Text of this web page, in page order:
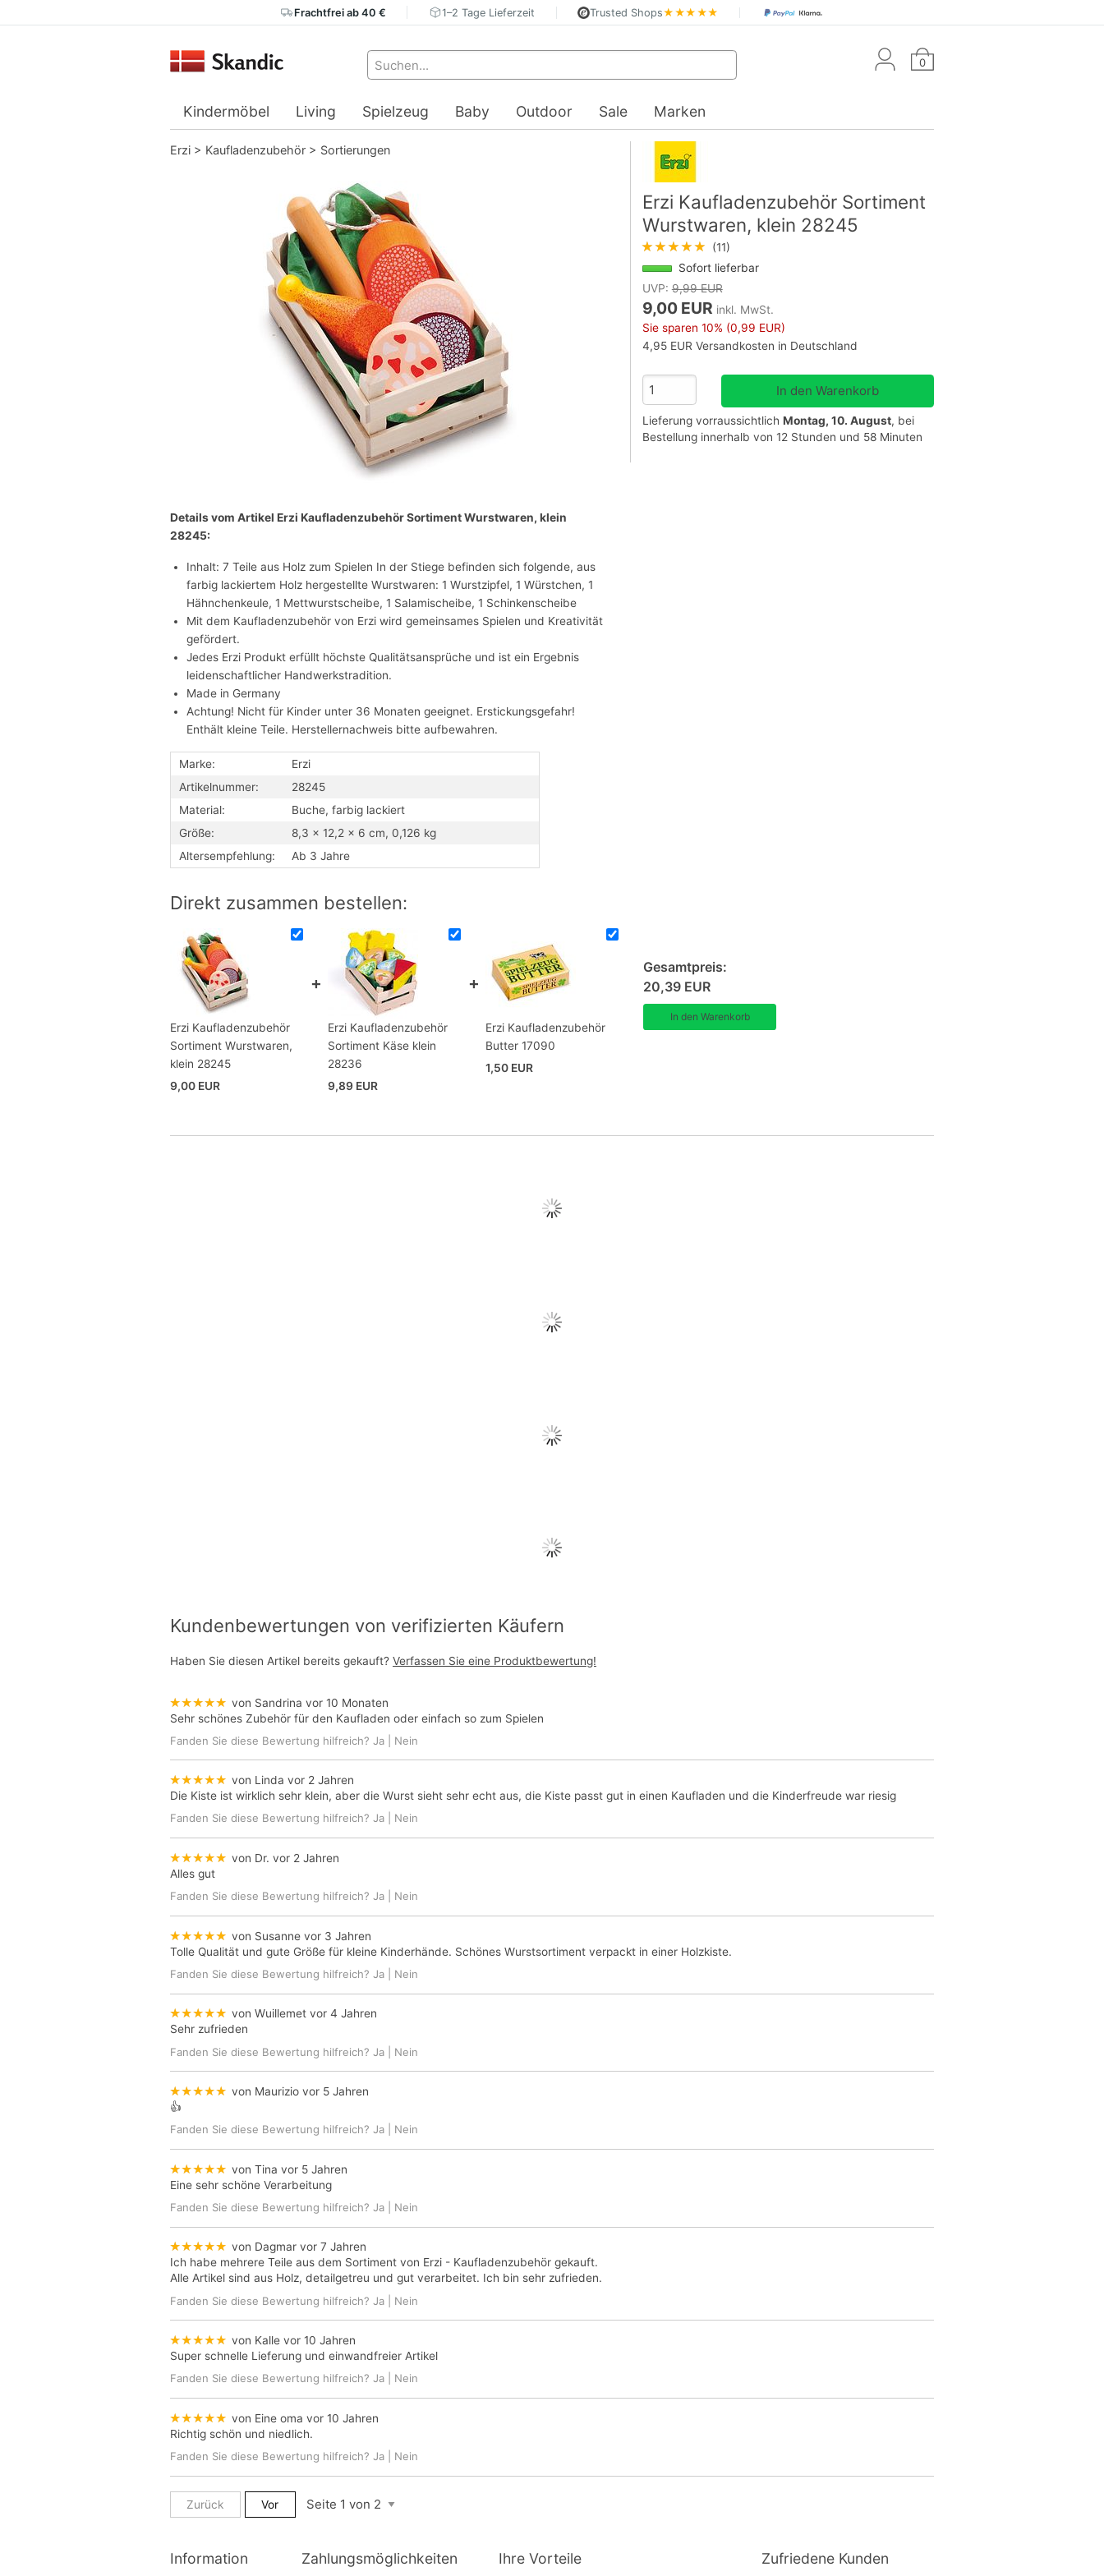
Frachtfrei ab 40 € 1–2 Tage Lieferzeit Trusted Shops★★★★★
0
Kindermöbel Living Spielzeug Baby Outdoor Sale Marken
Erzi > Kaufladenzubehör > Sortierungen
Erzi Kaufladenzubehör Sortiment
Wurstwaren, klein 28245
★★★★★
(11)
Sofort lieferbar
UVP:9,99 EUR
9,00 EUR inkl. MwSt.
Sie sparen 10% (0,99 EUR)
4,95 EUR Versandkosten in Deutschland
Lieferung vorraussichtlich Montag, 10. August, bei
Bestellung innerhalb von 12 Stunden und 58 Minuten
Details vom Artikel Erzi Kaufladenzubehör Sortiment Wurstwaren, klein
28245:
Inhalt: 7 Teile aus Holz zum Spielen In der Stiege befinden sich folgende, aus
farbig lackiertem Holz hergestellte Wurstwaren: 1 Wurstzipfel, 1 Würstchen, 1
Hähnchenkeule, 1 Mettwurstscheibe, 1 Salamischeibe, 1 Schinkenscheibe
Mit dem Kaufladenzubehör von Erzi wird gemeinsames Spielen und Kreativität
gefördert.
Jedes Erzi Produkt erfüllt höchste Qualitätsansprüche und ist ein Ergebnis
leidenschaftlicher Handwerkstradition.
Made in Germany
Achtung! Nicht für Kinder unter 36 Monaten geeignet. Erstickungsgefahr!
Enthält kleine Teile. Herstellernachweis bitte aufbewahren.
Marke:
Erzi
Artikelnummer:
28245
Material:
Buche, farbig lackiert
Größe:
8,3 x 12,2 x 6 cm, 0,126 kg
Altersempfehlung:
Ab 3 Jahre
Direkt zusammen bestellen:
Erzi Kaufladenzubehör
Sortiment Wurstwaren,
klein 28245
9,00 EUR
Erzi Kaufladenzubehör
Sortiment Käse klein
28236
9,89 EUR
Erzi Kaufladenzubehör
Butter 17090
1,50 EUR
Gesamtpreis:
20,39 EUR
Kundenbewertungen von verifizierten Käufern
Haben Sie diesen Artikel bereits gekauft? Verfassen Sie eine Produktbewertung!
★★★★★ von Sandrina vor 10 Monaten
Sehr schönes Zubehör für den Kaufladen oder einfach so zum Spielen
Fanden Sie diese Bewertung hilfreich? Ja Nein
★★★★★ von Linda vor 2 Jahren
Die Kiste ist wirklich sehr klein, aber die Wurst sieht sehr echt aus, die Kiste passt gut in einen Kaufladen und die Kinderfreude war riesig
Fanden Sie diese Bewertung hilfreich? Ja Nein
★★★★★ von Dr. vor 2 Jahren
Alles gut
Fanden Sie diese Bewertung hilfreich? Ja Nein
★★★★★ von Susanne vor 3 Jahren
Tolle Qualität und gute Größe für kleine Kinderhände. Schönes Wurstsortiment verpackt in einer Holzkiste.
Fanden Sie diese Bewertung hilfreich? Ja Nein
★★★★★ von Wuillemet vor 4 Jahren
Sehr zufrieden
Fanden Sie diese Bewertung hilfreich? Ja Nein
★★★★★ von Maurizio vor 5 Jahren
👍
Fanden Sie diese Bewertung hilfreich? Ja Nein
★★★★★ von Tina vor 5 Jahren
Eine sehr schöne Verarbeitung
Fanden Sie diese Bewertung hilfreich? Ja Nein
★★★★★ von Dagmar vor 7 Jahren
Ich habe mehrere Teile aus dem Sortiment von Erzi - Kaufladenzubehör gekauft.
Alle Artikel sind aus Holz, detailgetreu und gut verarbeitet. Ich bin sehr zufrieden.
Fanden Sie diese Bewertung hilfreich? Ja Nein
★★★★★ von Kalle vor 10 Jahren
Super schnelle Lieferung und einwandfreier Artikel
Fanden Sie diese Bewertung hilfreich? Ja Nein
★★★★★ von Eine oma vor 10 Jahren
Richtig schön und niedlich.
Fanden Sie diese Bewertung hilfreich? Ja Nein
Zurück Vor
Information Zahlungsmöglichkeiten Ihre Vorteile Zufriedene Kunden